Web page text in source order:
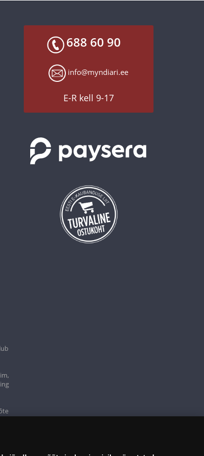
688 60 90
info@myndiari.ee
E-R kell 9-17